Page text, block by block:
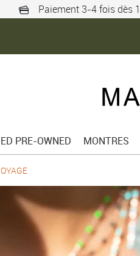
Paiement 3-4 fois dès
PRE-OWNED MONTRES